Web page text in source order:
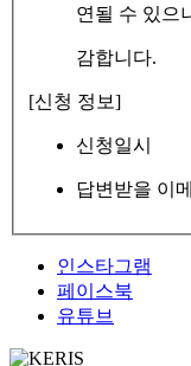
연될 수 있으
감합니다.
[신청 정보]
신청일시
답변받을 이
인스타그램
페이스북
유튜브